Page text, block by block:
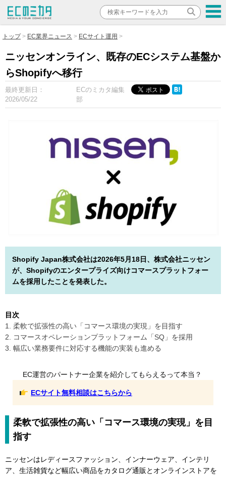
トップ EC業界ニュース ECサイト運用
ニッセンオンライン、既存のECシステム基盤か
らShopifyへ移行
最終更新日：
2026/05/22
ECのミカタ編集
部
Shopify Japan株式会社は2026年5月18日、株式会社ニッセン
が、Shopifyのエンタープライズ向けコマースプラットフォー
ムを採用したことを発表した。
目次
1. 柔軟で拡張性の高い「コマース環境の実現」を目指す
2. コマースオペレーションプラットフォーム「SQ」を採用
3. 幅広い業務要件に対応する機能の実装も進める
EC運営のパートナー企業を紹介してもらえるって本当？
ECサイト無料相談はこちらから
柔軟で拡張性の高い「コマース環境の実現」を目
指す
ニッセンはレディースファッション、インナーウェア、インテリ
ア、生活雑貨など幅広い商品をカタログ通販とオンラインストアを